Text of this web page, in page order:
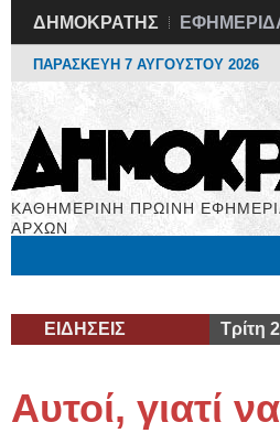
ΔΗΜΟΚΡΑΤΗΣ
ΠΑΡΑΣΚΕΥΗ 7 ΑΥΓΟΥΣΤΟΥ 2026
ΚΑΘΗΜΕΡΙΝΗ ΠΡΩΙΝΗ
ΑΡΧΩΝ
ΕΙΔΗΣΕΙΣ Τρίτη
Αυτοί, γιατί